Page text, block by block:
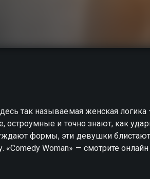
так называемая женская логика
и точно знают, как
формы, эти девушки блистают
Woman» — смотрите онлайн